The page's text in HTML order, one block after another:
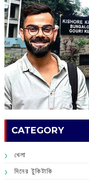
CATEGORY
খেলা
দিনের টুকিটাকি